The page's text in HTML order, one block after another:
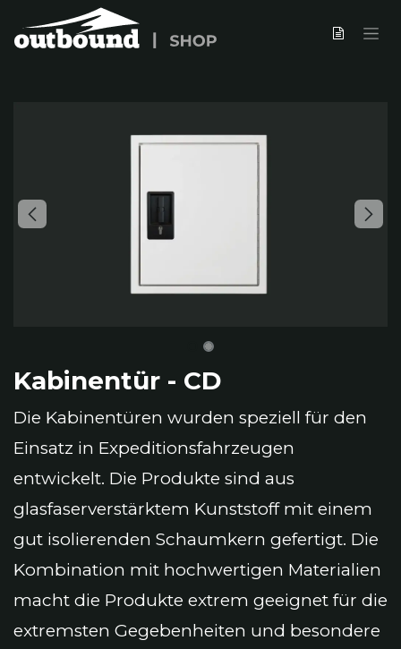
Zum Inhalt springen
Kabinentür - CD
Die Kabinentüren wurden speziell für den
Einsatz in Expeditionsfahrzeugen
entwickelt. Die Produkte sind aus
glasfaserverstärktem Kunststoff mit einem
gut isolierenden Schaumkern gefertigt. Die
Kombination mit hochwertigen Materialien
macht die Produkte extrem geeignet für die
extremsten Gegebenheiten und besondere